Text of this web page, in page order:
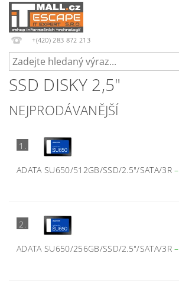
+(420) 283 872 213
SSD DISKY 2,5"
NEJPRODÁVANĚJŠÍ
1.
ADATA SU650/512GB/SSD/2.5"/SATA/3R–
2.
ADATA SU650/256GB/SSD/2.5"/SATA/3R–